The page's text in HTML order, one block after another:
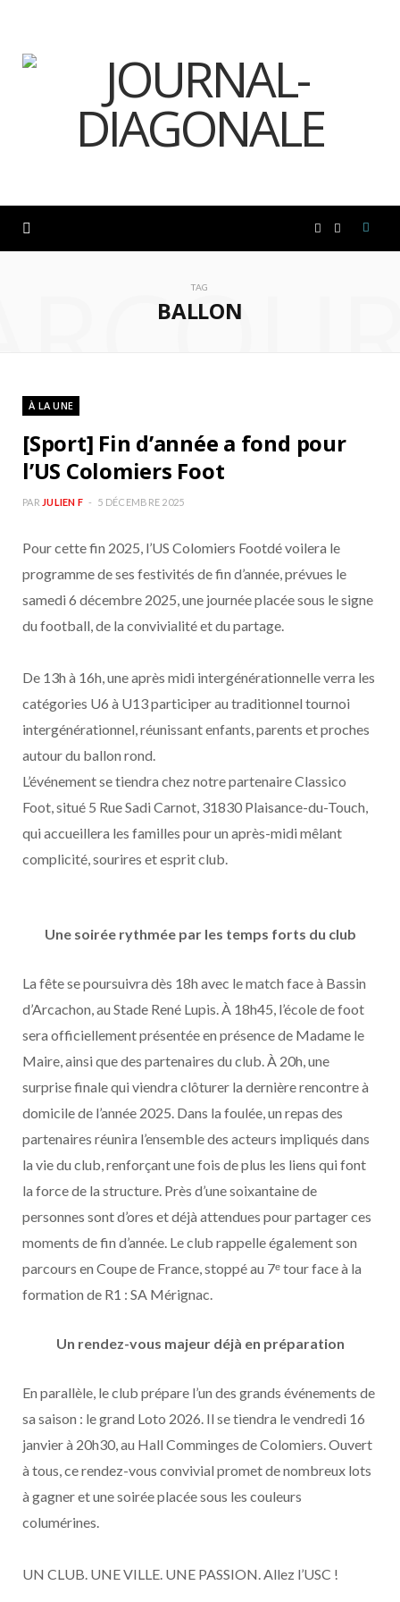
o
k
g
m
TAG
BALLON
À LA UNE
[Sport] Fin d’année a fond pour
l’US Colomiers Foot
PAR JULIEN F 5 DÉCEMBRE 2025
Pour cette fin 2025, l’US Colomiers Footdé voilera le
programme de ses festivités de fin d’année, prévues le
samedi 6 décembre 2025, une journée placée sous le signe
du football, de la convivialité et du partage.
De 13h à 16h, une après midi intergénérationnelle verra les
catégories U6 à U13 participer au traditionnel tournoi
intergénérationnel, réunissant enfants, parents et proches
autour du ballon rond.
L’événement se tiendra chez notre partenaire Classico
Foot, situé 5 Rue Sadi Carnot, 31830 Plaisance-du-Touch,
qui accueillera les familles pour un après-midi mêlant
complicité, sourires et esprit club.
Une soirée rythmée par les temps forts du club
La fête se poursuivra dès 18h avec le match face à Bassin
d’Arcachon, au Stade René Lupis. À 18h45, l’école de foot
sera officiellement présentée en présence de Madame le
Maire, ainsi que des partenaires du club. À 20h, une
surprise finale qui viendra clôturer la dernière rencontre à
domicile de l’année 2025. Dans la foulée, un repas des
partenaires réunira l’ensemble des acteurs impliqués dans
la vie du club, renforçant une fois de plus les liens qui font
la force de la structure. Près d’une soixantaine de
personnes sont d’ores et déjà attendues pour partager ces
moments de fin d’année. Le club rappelle également son
parcours en Coupe de France, stoppé au 7ᵉ tour face à la
formation de R1 : SA Mérignac.
Un rendez-vous majeur déjà en préparation
En parallèle, le club prépare l’un des grands événements de
sa saison : le grand Loto 2026. Il se tiendra le vendredi 16
janvier à 20h30, au Hall Comminges de Colomiers. Ouvert
à tous, ce rendez-vous convivial promet de nombreux lots
à gagner et une soirée placée sous les couleurs
columérines.
UN CLUB. UNE VILLE. UNE PASSION. Allez l’USC !